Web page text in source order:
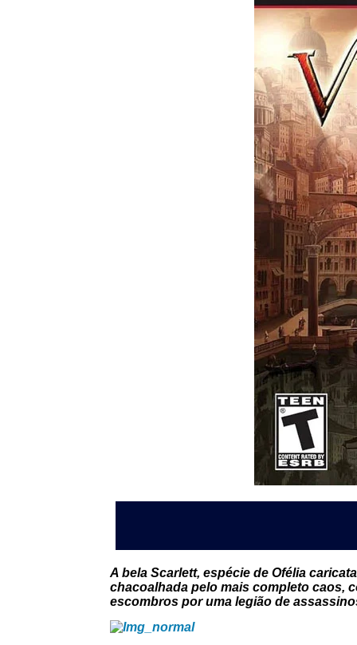
A bela Scarlett, espécie de Ofélia
chacoalhada pelo mais completo caos,
escombros por uma legião de